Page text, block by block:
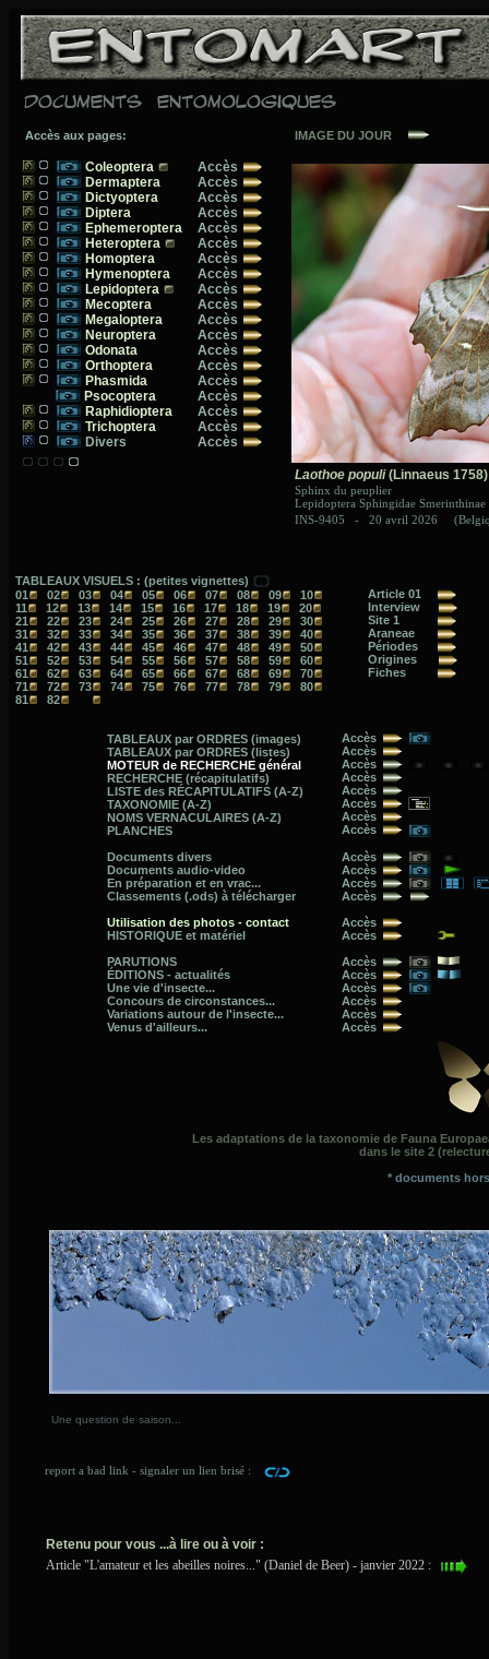
DOCUMENTS ENTOMOLOGIQUES
Accès aux pages:
Coleoptera
Dermaptera
Dictyoptera
Diptera
Ephemeroptera
Heteroptera
Homoptera
Hymenoptera
Lepidoptera
Mecoptera
Megaloptera
Neuroptera
Odonata
Orthoptera
Phasmida
Psocoptera
Raphidioptera
Trichoptera
Divers
Accès
Accès
Accès
Accès
Accès
Accès
Accès
Accès
Accès
Accès
Accès
Accès
Accès
Accès
Accès
Accès
Accès
Accès
Accès
IMAGE DU JOUR
TABLEAUX VISUELS : (petites vignettes)
01
02 03 04 05 06 07 08 09
10
11
12 13 14 15 16 17 18 19
20
21
22 23 24 25 26 27 28 29
30
31
32 33 34 35 36 37 38 39
40
41
42 43 44 45 46 47 48 49
50
51
52 53 54 55 56 57 58 59
60
61
62 63 64 65 66 67 68 69
70
71
72 73 74 75 76 77 78 79
80
81
82
TABLEAUX par ORDRES (images)
TABLEAUX par ORDRES (listes)
MOTEUR de RECHERCHE général
RECHERCHE (récapitulatifs)
LISTE des RÉCAPITULATIFS (A-Z)
TAXONOMIE (A-Z)
NOMS VERNACULAIRES (A-Z)
PLANCHES
Documents divers
Documents audio-video
En préparation et en vrac...
Classements (.ods) à télécharger
Utilisation des photos - contact
HISTORIQUE et matériel
PARUTIONS
ÉDITIONS - actualités
Une vie d'insecte...
Concours de circonstances...
Variations autour de l'insecte...
Venus d'ailleurs...
Article 01
Interview
Site 1
Araneae
Périodes
Origines
Fiches
Accès
Accès
Accès
Accès
Accès
Accès
Accès
Accès
Accès
Accès
Accès
Accès
Accès
Accès
Accès
Accès
Accès
Accès
Accès
Accès
Les adaptations de la taxonomie de Fauna
dans le site 2
* documents
Une question de saison...
report a bad link - signaler un lien brisé :